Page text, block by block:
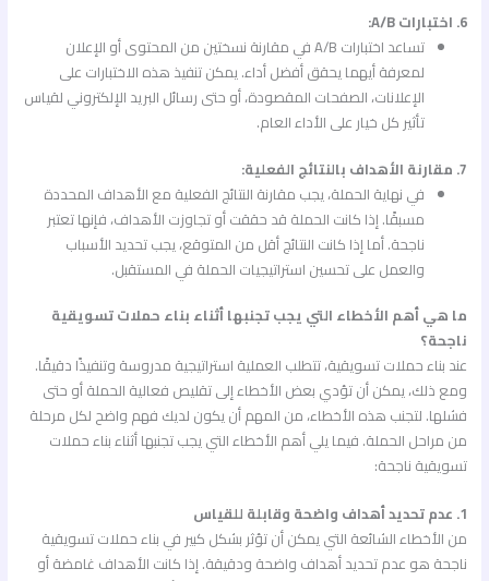
6. اختبارات A/B:
تساعد اختبارات A/B في مقارنة نسختين من المحتوى أو الإعلان
لمعرفة أيهما يحقق أفضل أداء. يمكن تنفيذ هذه الاختبارات على
الإعلانات، الصفحات المقصودة، أو حتى رسائل البريد الإلكتروني لقياس
تأثير كل خيار على الأداء العام.
7. مقارنة الأهداف بالنتائج الفعلية:
في نهاية الحملة، يجب مقارنة النتائج الفعلية مع الأهداف المحددة
مسبقًا. إذا كانت الحملة قد حققت أو تجاوزت الأهداف، فإنها تعتبر
ناجحة. أما إذا كانت النتائج أقل من المتوقع، يجب تحديد الأسباب
والعمل على تحسين استراتيجيات الحملة في المستقبل.
ما هي أهم الأخطاء التي يجب تجنبها أثناء بناء حملات تسويقية
ناجحة؟
عند بناء حملات تسويقية، تتطلب العملية استراتيجية مدروسة وتنفيذًا دقيقًا.
ومع ذلك، يمكن أن تؤدي بعض الأخطاء إلى تقليص فعالية الحملة أو حتى
فشلها. لتجنب هذه الأخطاء، من المهم أن يكون لديك فهم واضح لكل مرحلة
من مراحل الحملة. فيما يلي أهم الأخطاء التي يجب تجنبها أثناء بناء حملات
تسويقية ناجحة:
1. عدم تحديد أهداف واضحة وقابلة للقياس
من الأخطاء الشائعة التي يمكن أن تؤثر بشكل كبير في بناء حملات تسويقية
ناجحة هو عدم تحديد أهداف واضحة ودقيقة. إذا كانت الأهداف غامضة أو